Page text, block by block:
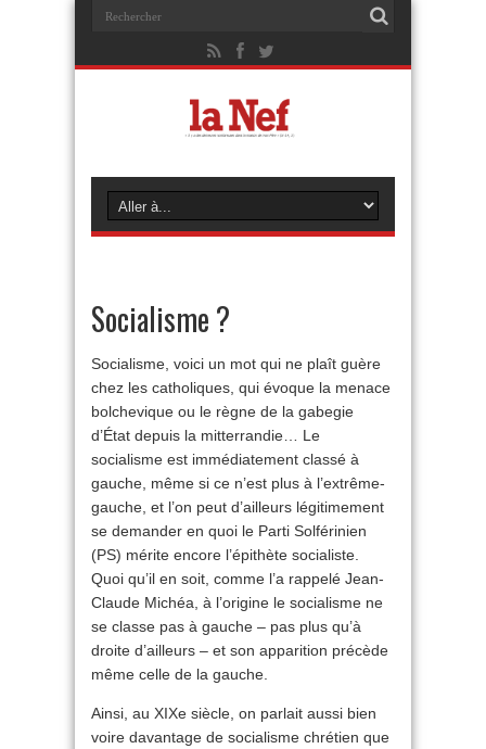
Socialisme ?
Socialisme, voici un mot qui ne plaît guère
chez les catholiques, qui évoque la menace
bolchevique ou le règne de la gabegie
d’État depuis la mitterrandie… Le
socialisme est immédiatement classé à
gauche, même si ce n’est plus à l’extrême-
gauche, et l’on peut d’ailleurs légitimement
se demander en quoi le Parti Solférinien
(PS) mérite encore l’épithète socialiste.
Quoi qu’il en soit, comme l’a rappelé Jean-
Claude Michéa, à l’origine le socialisme ne
se classe pas à gauche – pas plus qu’à
droite d’ailleurs – et son apparition précède
même celle de la gauche.
Ainsi, au XIXe siècle, on parlait aussi bien
voire davantage de socialisme chrétien que